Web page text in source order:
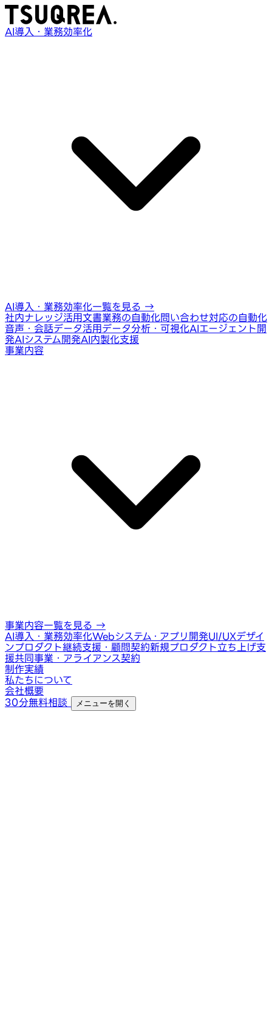
AI導入・業務効率化
AI導入・業務効率化一覧を見る →
社内ナレッジ活用文書業務の自動化問い合わせ対応の自動化
音声・会話データ活用データ分析・可視化AIエージェント開
発AIシステム開発AI内製化支援
事業内容
事業内容一覧を見る →
AI導入・業務効率化Webシステム・アプリ開発UI/UXデザイ
ンプロダクト継続支援・顧問契約新規プロダクト立ち上げ支
援共同事業・アライアンス契約
制作実績
私たちについて
会社概要
30分無料相談
メニューを開く